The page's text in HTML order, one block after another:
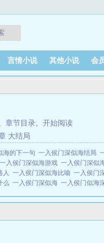
言情小说 其他小说 会
章节目录
开始阅读
大结局
海的下一句 一入侯门深似海结局
一入侯门深似海游戏 一入侯门深似
人 一入侯门深似海比喻 一入侯门
么 一入侯门深似海 一入侯门似海
出自一入侯门深是海一入侯门
一入侯门深似海比喻什么侯门一
京城里的三大世家的混世小魔王